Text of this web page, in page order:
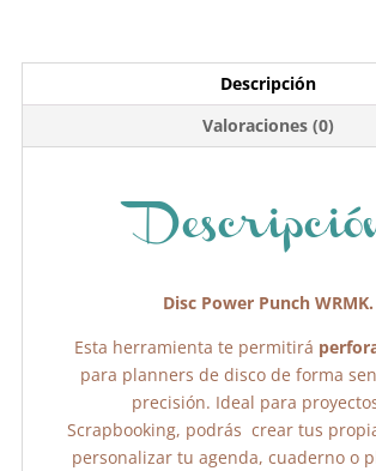
e
b
o
k
er
A
p
p
Descripción
Valoraciones (0)
Disc Power Punch WRMK.
Esta herramienta te permitirá
para planners de disco de forma
precisión. Ideal para
Scrapbooking, podrás crear tus
personalizar tu agenda, cuaderno o